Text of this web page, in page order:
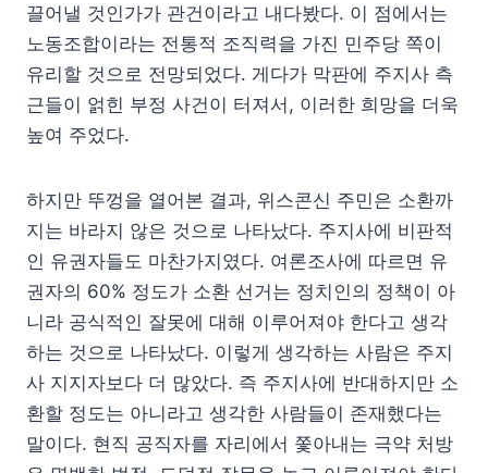
끌어낼 것인가가 관건이라고 내다봤다. 이 점에서는
노동조합이라는 전통적 조직력을 가진 민주당 쪽이
유리할 것으로 전망되었다. 게다가 막판에 주지사 측
근들이 얽힌 부정 사건이 터져서, 이러한 희망을 더욱
높여 주었다.
하지만 뚜껑을 열어본 결과, 위스콘신 주민은 소환까
지는 바라지 않은 것으로 나타났다. 주지사에 비판적
인 유권자들도 마찬가지였다. 여론조사에 따르면 유
권자의 60% 정도가 소환 선거는 정치인의 정책이 아
니라 공식적인 잘못에 대해 이루어져야 한다고 생각
하는 것으로 나타났다. 이렇게 생각하는 사람은 주지
사 지지자보다 더 많았다. 즉 주지사에 반대하지만 소
환할 정도는 아니라고 생각한 사람들이 존재했다는
말이다. 현직 공직자를 자리에서 쫓아내는 극약 처방